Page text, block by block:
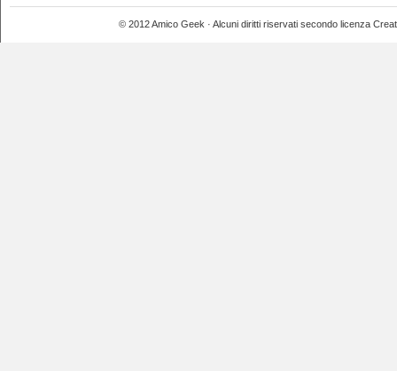
© 2012 Amico Geek · Alcuni diritti riservati secondo licenza